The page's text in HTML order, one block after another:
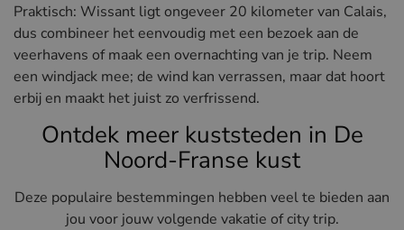
Praktisch: Wissant ligt ongeveer 20 kilometer van Calais,
dus combineer het eenvoudig met een bezoek aan de
veerhavens of maak een overnachting van je trip. Neem
een windjack mee; de wind kan verrassen, maar dat hoort
erbij en maakt het juist zo verfrissend.
Ontdek meer kuststeden in De
Noord-Franse kust
Deze populaire bestemmingen hebben veel te bieden aan
jou voor jouw volgende vakatie of city trip.